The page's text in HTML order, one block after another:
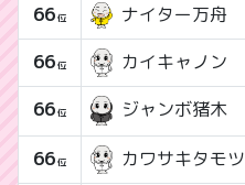
66位 ナイター万舟
66位 カイキャノン
66位 ジャンボ猪木
66位 カワサキタモツ